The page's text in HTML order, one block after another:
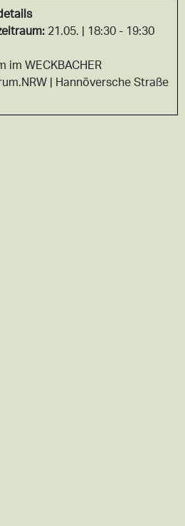
21.05. | 18:30 - 19:30
im WECKBACHER
Hannöversche Straße